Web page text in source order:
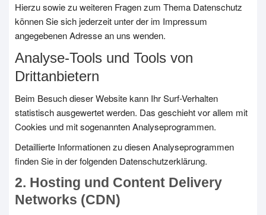
Hierzu sowie zu weiteren Fragen zum Thema Datenschutz
können Sie sich jederzeit unter der im Impressum
angegebenen Adresse an uns wenden.
Analyse-Tools und Tools von
Drittanbietern
Beim Besuch dieser Website kann Ihr Surf-Verhalten
statistisch ausgewertet werden. Das geschieht vor allem mit
Cookies und mit sogenannten Analyseprogrammen.
Detaillierte Informationen zu diesen Analyseprogrammen
finden Sie in der folgenden Datenschutzerklärung.
2. Hosting und Content Delivery
Networks (CDN)